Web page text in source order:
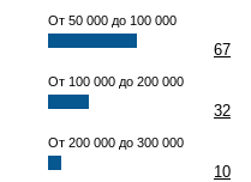
От 50 000 до 100 000
67
От 100 000 до 200 000
32
От 200 000 до 300 000
10